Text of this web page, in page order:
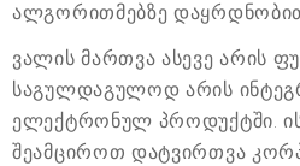
ალგორითმებზე
ვალის მართვა ასევე არის
საგულდაგულოდ არის
ელექტრონულ პროდუქტში.
შეამციროთ დატვირთვა